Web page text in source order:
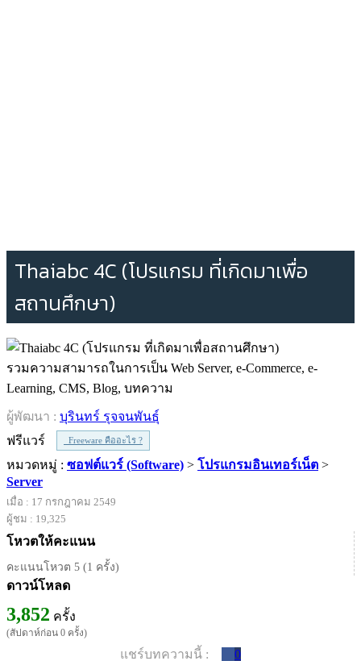
Thaiabc 4C (โปรแกรม ที่เกิดมาเพื่อ
สถานศึกษา)
รวมความสามารถในการเป็น Web Server, e-Commerce, e-
Learning, CMS, Blog, บทความ
ผู้พัฒนา : บุรินทร์ รุจจนพันธุ์
ฟรีแวร์
Freeware คืออะไร ?
หมวดหมู่ : ซอฟต์แวร์ (Software) > โปรแกรมอินเทอร์เน็ต >
Server
เมื่อ : 17 กรกฎาคม 2549
ผู้ชม : 19,325
โหวตให้คะแนน
คะแนนโหวต 5 (1 ครั้ง)
ดาวน์โหลด
3,852 ครั้ง
(สัปดาห์ก่อน 0 ครั้ง)
แชร์บทความนี้ : 0